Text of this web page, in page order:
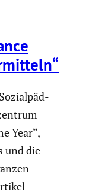
Year“,
und die